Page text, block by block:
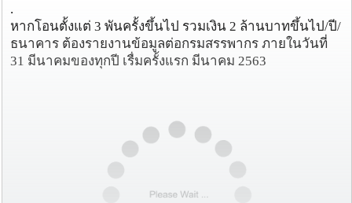
.
หากโอนตั้งแต่ 3 พันครั้งขึ้นไป รวมเงิน 2 ล้านบาทขึ้นไป/ปี/
ธนาคาร ต้องรายงานข้อมูลต่อกรมสรรพากร ภายในวันที่
31 มีนาคมของทุกปี เรื่มครั้งแรก มีนาคม 2563